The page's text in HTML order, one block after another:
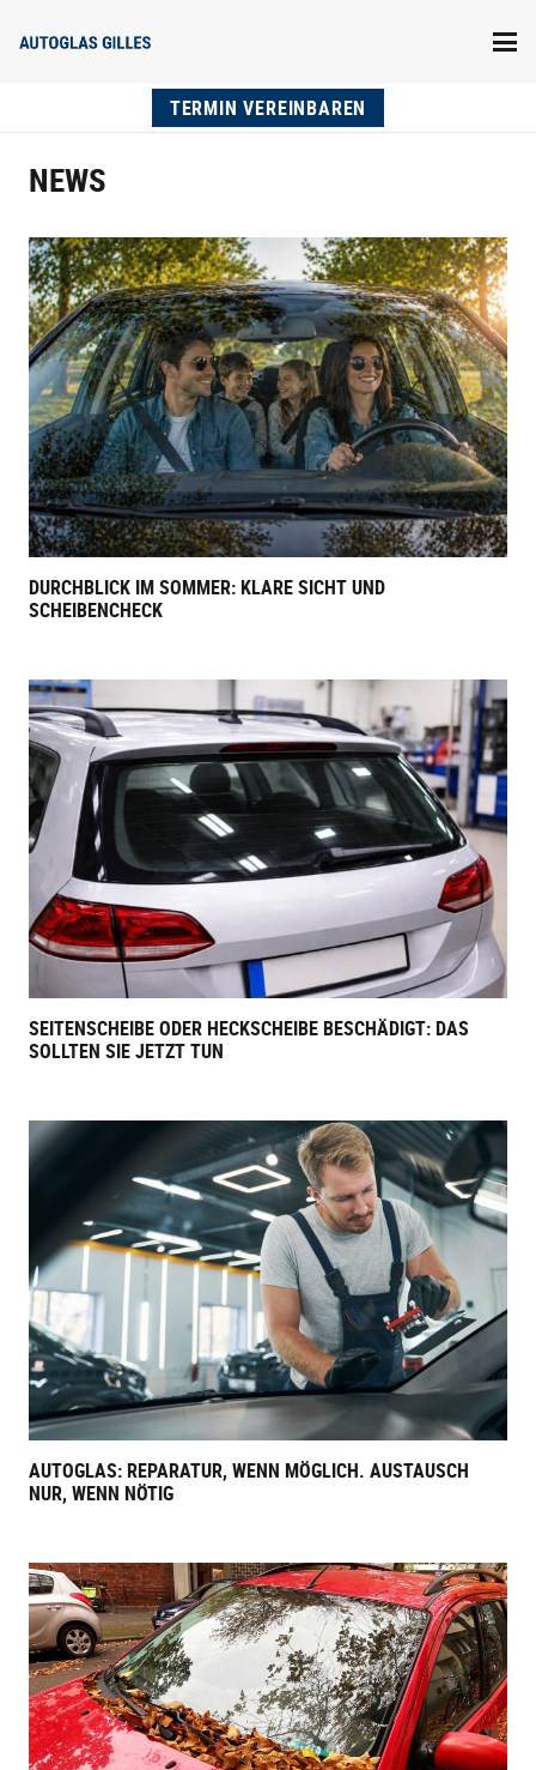
TERMIN VEREINBAREN
NEWS
DURCHBLICK IM SOMMER: KLARE SICHT UND
SCHEIBENCHECK
SEITENSCHEIBE ODER HECKSCHEIBE BESCHÄDIGT: DAS
SOLLTEN SIE JETZT TUN
AUTOGLAS: REPARATUR, WENN MÖGLICH. AUSTAUSCH
NUR, WENN NÖTIG